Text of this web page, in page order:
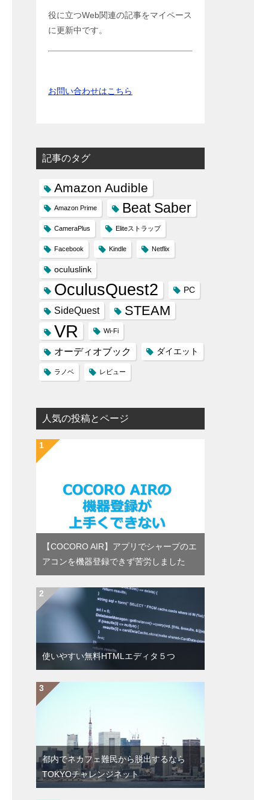
役に立つWeb関連の記事をマイペース
に更新中です。
お問い合わせはこちら
記事のタグ
Amazon Audible
Amazon Prime Beat Saber
CameraPlus Eliteストラップ
Facebook Kindle Netflix
oculuslink
OculusQuest2 PC
SideQuest STEAM
VR Wi-Fi
オーディオブック ダイエット
ラノベ レビュー
人気の投稿とページ
【COCORO AIR】アプリでシャープのエ
アコンを機器登録できず苦労しました
使いやすい無料HTMLエディタ５つ
都内でネカフェ難民から脱出するなら
TOKYOチャレンジネット